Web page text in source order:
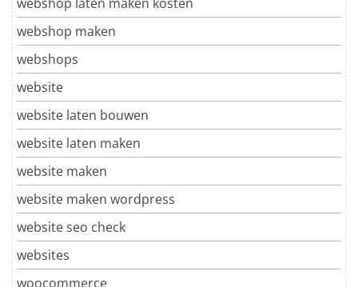
webshop maken
webshops
website
website laten bouwen
website laten maken
website maken
website maken wordpress
website seo check
websites
woocommerce